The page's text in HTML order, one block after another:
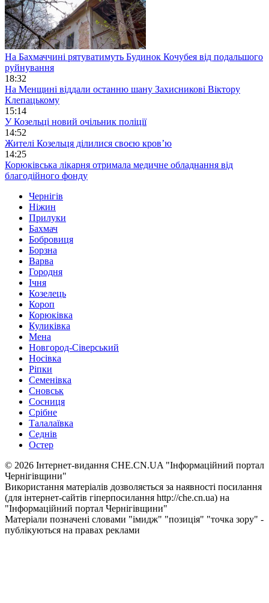
На Бахмаччині рятуватимуть Будинок Кочубея від подальшого
руйнування
18:32
На Менщині віддали останню шану Захисникові Віктору
Клепацькому
15:14
У Козельці новий очільник поліції
14:52
Жителі Козельця ділилися своєю кров’ю
14:25
Корюківська лікарня отримала медичне обладнання від
благодійного фонду
Чернігів
Ніжин
Прилуки
Бахмач
Бобровиця
Борзна
Варва
Городня
Ічня
Козелець
Короп
Корюківка
Куликівка
Мена
Новгород-Сіверський
Носівка
Ріпки
Семенівка
Сновськ
Сосниця
Срібне
Талалаївка
Седнів
Остер
© 2026 Інтернет-видання CHE.CN.UA "Інформаційний портал
Чернiгiвщини"
Використання матеріалів дозволяється за наявності посилання
(для інтернет-сайтів гіперпосилання http://che.cn.ua) на
"Інформаційний портал Чернiгiвщини"
Матеріали позначені словами "імидж" "позиція" "точка зору" -
публікуються на правах реклами